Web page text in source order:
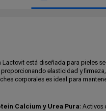
está diseñada para pieles
proporcionando elasticidad y
corporales es ideal para
Calcium y Urea Pura: Activos